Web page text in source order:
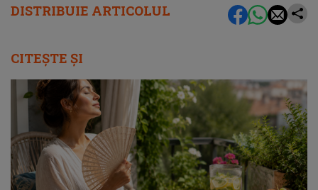
DISTRIBUIE ARTICOLUL
CITEȘTE ȘI